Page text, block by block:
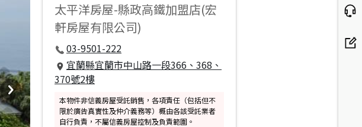
太平洋房屋-縣政高鐵加盟店(宏
軒房屋有限公司)
03-9501-222
宜蘭縣宜蘭市中山路一段366、368、
370號2樓
本物件非信義房屋受託銷售，各項責任（包括但不
限於廣告真實性及仲介義務等）概由各該受託業者
自行負責，不屬信義房屋控制及負責範圍。